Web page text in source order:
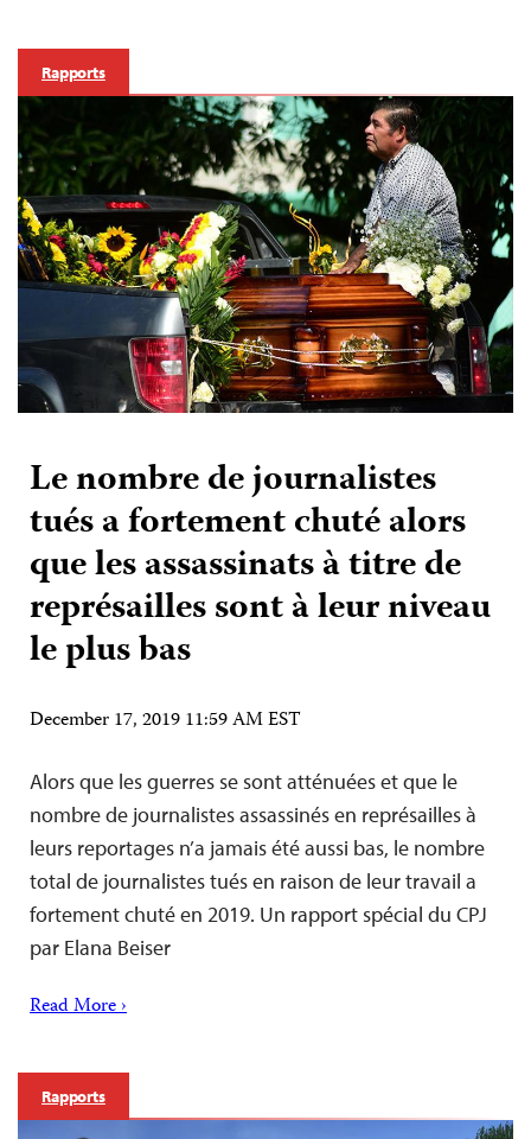
Rapports
Le nombre de journalistes
tués a fortement chuté alors
que les assassinats à titre de
représailles sont à leur niveau
le plus bas
December 17, 2019 11:59 AM EST
Alors que les guerres se sont atténuées et que le
nombre de journalistes assassinés en représailles à
leurs reportages n’a jamais été aussi bas, le nombre
total de journalistes tués en raison de leur travail a
fortement chuté en 2019. Un rapport spécial du CPJ
par Elana Beiser
Read More ›
Rapports